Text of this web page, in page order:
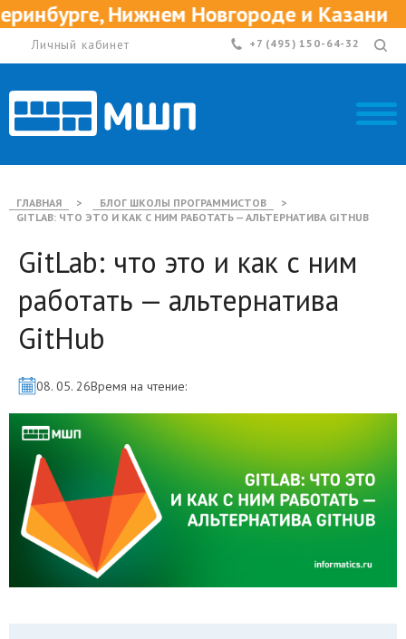
Новгороде и Казани
Личный кабинет +7 (495) 150-64-32
ГЛАВНАЯ > БЛОГ ШКОЛЫ ПРОГРАММИСТОВ
>
GITLAB: ЧТО ЭТО И КАК С НИМ РАБОТАТЬ — АЛЬТЕРНАТИВА GITHUB
GitLab: что это и как с ним
работать — альтернатива
GitHub
08. 05. 26Время на чтение: